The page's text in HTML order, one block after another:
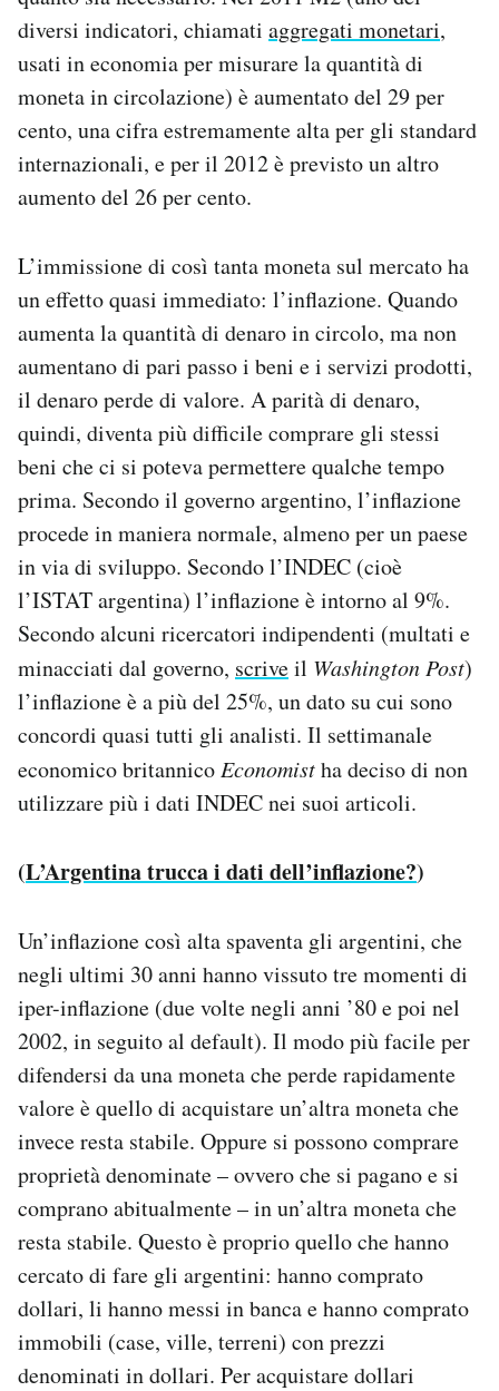
diversi indicatori, chiamati aggregati monetari,
usati in economia per misurare la quantità di
moneta in circolazione) è aumentato del 29 per
cento, una cifra estremamente alta per gli standard
internazionali, e per il 2012 è previsto un altro
aumento del 26 per cento.
L’immissione di così tanta moneta sul mercato ha
un effetto quasi immediato: l’inflazione. Quando
aumenta la quantità di denaro in circolo, ma non
aumentano di pari passo i beni e i servizi prodotti,
il denaro perde di valore. A parità di denaro,
quindi, diventa più difficile comprare gli stessi
beni che ci si poteva permettere qualche tempo
prima. Secondo il governo argentino, l’inflazione
procede in maniera normale, almeno per un paese
in via di sviluppo. Secondo l’INDEC (cioè
l’ISTAT argentina) l’inflazione è intorno al 9%.
Secondo alcuni ricercatori indipendenti (multati e
minacciati dal governo, scriveil Washington Post)
l’inflazione è a più del 25%, un dato su cui sono
concordi quasi tutti gli analisti. Il settimanale
economico britannico Economistha deciso di non
utilizzare più i dati INDEC nei suoi articoli.
(L’Argentina trucca i dati dell’inflazione?)
Un’inflazione così alta spaventa gli argentini, che
negli ultimi 30 anni hanno vissuto tre momenti di
iper-inflazione (due volte negli anni ’80 e poi nel
2002, in seguito al default). Il modo più facile per
difendersi da una moneta che perde rapidamente
valore è quello di acquistare un’altra moneta che
invece resta stabile. Oppure si possono comprare
proprietà denominate – ovvero che si pagano e si
comprano abitualmente – in un’altra moneta che
resta stabile. Questo è proprio quello che hanno
cercato di fare gli argentini: hanno comprato
dollari, li hanno messi in banca e hanno comprato
immobili (case, ville, terreni) con prezzi
denominati in dollari. Per acquistare dollari